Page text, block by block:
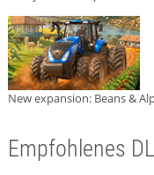
New expansion: Beans &
Empfohlenes